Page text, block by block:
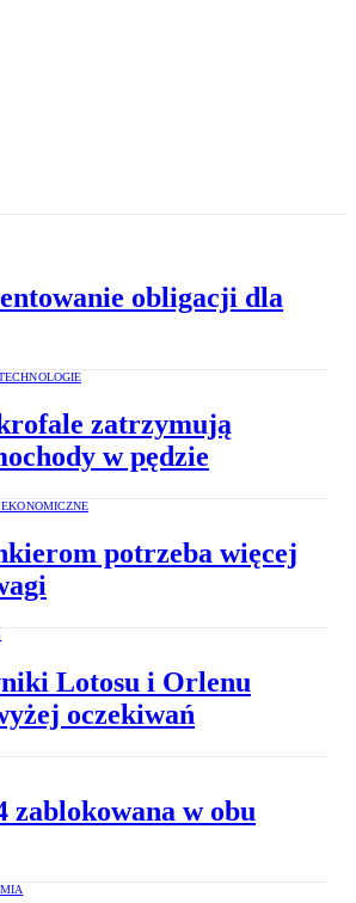
obligacji dla
zatrzymują
w pędzie
potrzeba więcej
Lotosu i Orlenu
oczekiwań
zablokowana w obu